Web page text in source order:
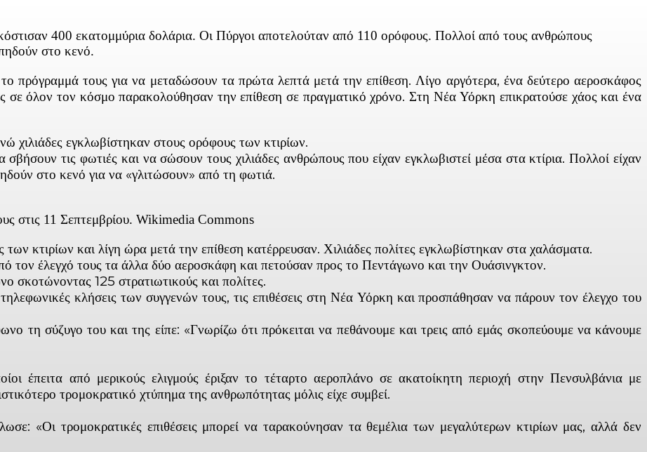
400 εκατομμύρια δολάρια. Οι Πύργοι αποτελούταν από 110 ορόφους. Πολλοί από τους ανθρώπους
στο κενό.
πρόγραμμά τους για να μεταδώσουν τα πρώτα λεπτά μετά την επίθεση. Λίγο αργότερα, ένα δεύτερο αεροσκάφος
σε όλον τον κόσμο παρακολούθησαν την επίθεση σε πραγματικό χρόνο. Στη Νέα Υόρκη επικρατούσε χάος και ένα
χιλιάδες εγκλωβίστηκαν στους ορόφους των κτιρίων.
τις φωτιές και να σώσουν τους χιλιάδες ανθρώπους που είχαν εγκλωβιστεί μέσα στα κτίρια. Πολλοί είχαν
στο κενό για να «γλιτώσουν» από τη φωτιά.
στις 11 Σεπτεμβρίου. Wikimedia Commons
κτιρίων και λίγη ώρα μετά την επίθεση κατέρρευσαν. Χιλιάδες πολίτες εγκλωβίστηκαν στα χαλάσματα.
τον έλεγχό τους τα άλλα δύο αεροσκάφη και πετούσαν προς το Πεντάγωνο και την Ουάσινγκτον.
125 στρατιωτικούς και πολίτες.
κλήσεις των συγγενών τους, τις επιθέσεις στη Νέα Υόρκη και προσπάθησαν να πάρουν τον έλεγχο του
τη σύζυγο του και της είπε: «Γνωρίζω ότι πρόκειται να πεθάνουμε και τρεις από εμάς σκοπεύουμε να κάνουμε
έπειτα από μερικούς ελιγμούς έριξαν το τέταρτο αεροπλάνο σε ακατοίκητη περιοχή στην Πενσυλβάνια με
τρομοκρατικό χτύπημα της ανθρωπότητας μόλις είχε συμβεί.
«Οι τρομοκρατικές επιθέσεις μπορεί να ταρακούνησαν τα θεμέλια των μεγαλύτερων κτιρίων μας, αλλά δεν